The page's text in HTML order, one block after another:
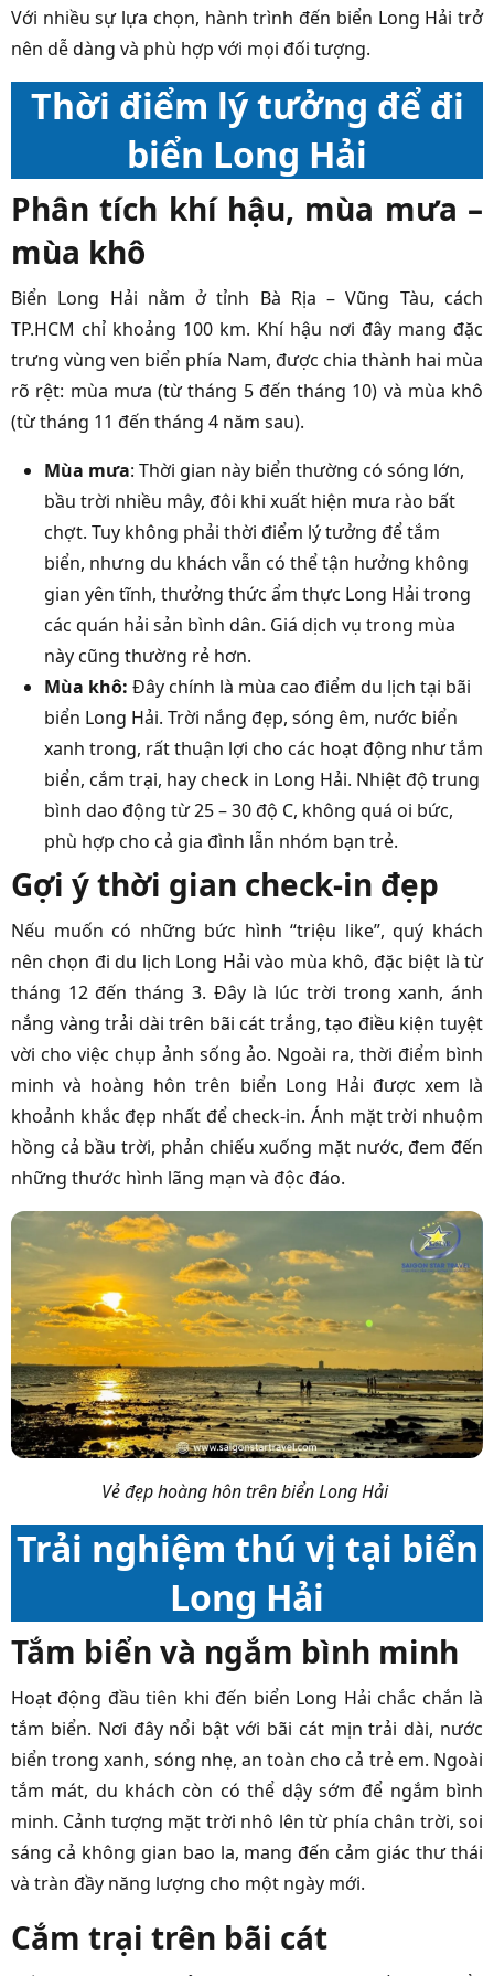
Với nhiều sự lựa chọn, hành trình đến biển Long Hải trở
nên dễ dàng và phù hợp với mọi đối tượng.
Thời điểm lý tưởng để đi
biển Long Hải
Phân tích khí hậu, mùa mưa –
mùa khô
Biển Long Hải nằm ở tỉnh Bà Rịa – Vũng Tàu, cách
TP.HCM chỉ khoảng 100 km. Khí hậu nơi đây mang đặc
trưng vùng ven biển phía Nam, được chia thành hai mùa
rõ rệt: mùa mưa (từ tháng 5 đến tháng 10) và mùa khô
(từ tháng 11 đến tháng 4 năm sau).
Mùa mưa: Thời gian này biển thường có sóng lớn,
bầu trời nhiều mây, đôi khi xuất hiện mưa rào bất
chợt. Tuy không phải thời điểm lý tưởng để tắm
biển, nhưng du khách vẫn có thể tận hưởng không
gian yên tĩnh, thưởng thức ẩm thực Long Hải trong
các quán hải sản bình dân. Giá dịch vụ trong mùa
này cũng thường rẻ hơn.
Mùa khô: Đây chính là mùa cao điểm du lịch tại bãi
biển Long Hải. Trời nắng đẹp, sóng êm, nước biển
xanh trong, rất thuận lợi cho các hoạt động như tắm
biển, cắm trại, hay check in Long Hải. Nhiệt độ trung
bình dao động từ 25 – 30 độ C, không quá oi bức,
phù hợp cho cả gia đình lẫn nhóm bạn trẻ.
Gợi ý thời gian check-in đẹp
Nếu muốn có những bức hình “triệu like”, quý khách
nên chọn đi du lịch Long Hải vào mùa khô, đặc biệt là từ
tháng 12 đến tháng 3. Đây là lúc trời trong xanh, ánh
nắng vàng trải dài trên bãi cát trắng, tạo điều kiện tuyệt
vời cho việc chụp ảnh sống ảo. Ngoài ra, thời điểm bình
minh và hoàng hôn trên biển Long Hải được xem là
khoảnh khắc đẹp nhất để check-in. Ánh mặt trời nhuộm
hồng cả bầu trời, phản chiếu xuống mặt nước, đem đến
những thước hình lãng mạn và độc đáo.
Vẻ đẹp hoàng hôn trên biển Long Hải
Trải nghiệm thú vị tại biển
Long Hải
Tắm biển và ngắm bình minh
Hoạt động đầu tiên khi đến biển Long Hải chắc chắn là
tắm biển. Nơi đây nổi bật với bãi cát mịn trải dài, nước
biển trong xanh, sóng nhẹ, an toàn cho cả trẻ em. Ngoài
tắm mát, du khách còn có thể dậy sớm để ngắm bình
minh. Cảnh tượng mặt trời nhô lên từ phía chân trời, soi
sáng cả không gian bao la, mang đến cảm giác thư thái
và tràn đầy năng lượng cho một ngày mới.
Cắm trại trên bãi cát